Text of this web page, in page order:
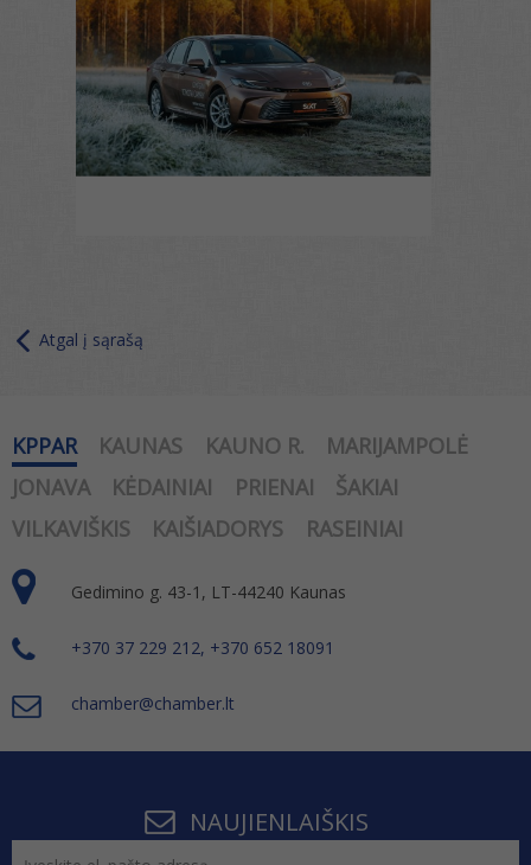
Atgal į sąrašą
KPPAR KAUNAS KAUNO R.
MARIJAMPOLĖ
JONAVA
KĖDAINIAI PRIENAI
ŠAKIAI
VILKAVIŠKIS
KAIŠIADORYS RASEINIAI
Gedimino g. 43-1, LT-44240 Kaunas
+370 37 229 212, +370 652 18091
chamber@chamber.lt
NAUJIENLAIŠKIS